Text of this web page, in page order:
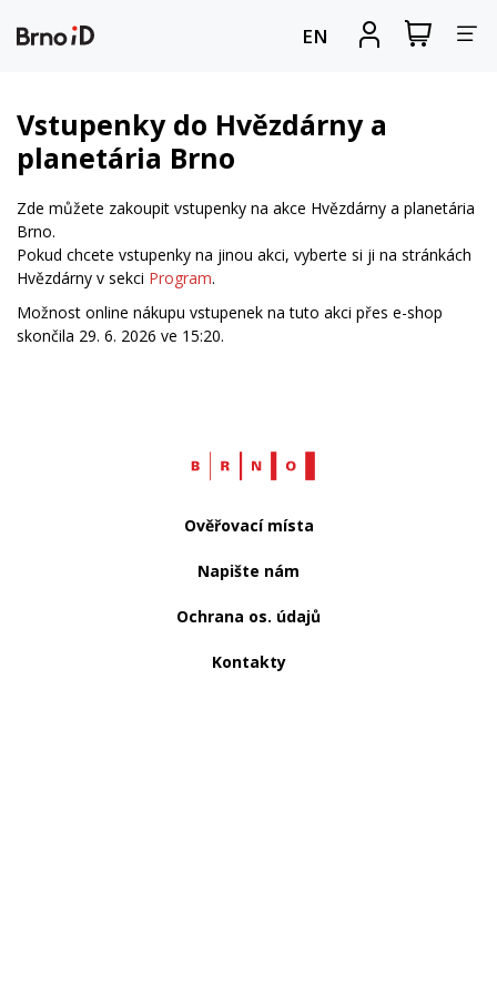
EN
Zobrazit
nákupní
Vstupenky do Hvězdárny a
planetária Brno
Zde můžete zakoupit vstupenky na akce Hvězdárny a planetária
Brno.
Pokud chcete vstupenky na jinou akci, vyberte si ji na stránkách
Hvězdárny v sekci Program.
Možnost online nákupu vstupenek na tuto akci přes e-shop
skončila 29. 6. 2026 ve 15:20.
Web
Ověřovací místa
Napište nám
Ochrana os. údajů
Kontakty